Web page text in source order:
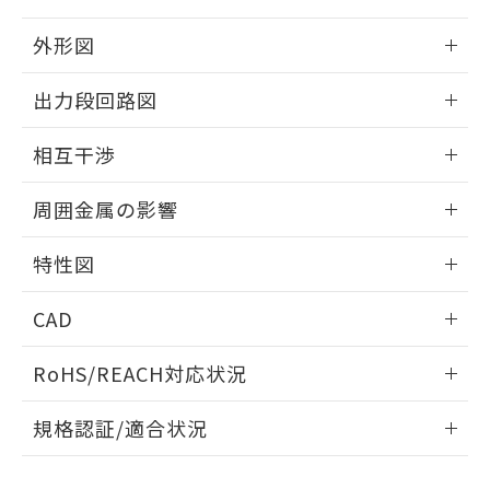
外形図
外形図
出力段回路図
出力段回路図
相互干渉
相互干渉
A: 30mm以上、B: 20mm以上
周囲金属の影響
周囲金属の影響
特性図
検出物体の大きさと材質による影響
CAD
ドすることができます。
ログイン/会員登録
RoHS/REACH対応状況
EU RoHS 注意事項・凡例
規格認証/適合状況
引・商談に必要な範囲で利用すること
の共同利用に関して"
用者の範囲」に記載されている法人を
指します。
EU RoHS指令（10物質）の非含有証明書
51物質の非含有証明書（当社基準）
※本証明書は発行日時点で非含有を証明す
るもので、過去に遡って非含有を証明する
ものではありません。
また、RoHS指令のフタル酸エステル類４
荷製品に未対応品が混在することから備考
欄に対応日を記載しておりました。
既に当社にて対応品への在庫切替を完了
合意する キャンセル